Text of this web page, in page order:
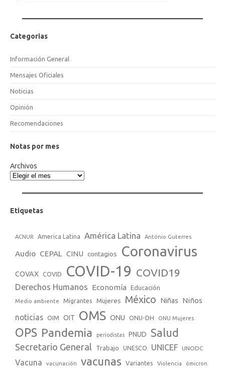
Categorias
Información General
Mensajes Oficiales
Noticias
Opinión
Recomendaciones
Notas por mes
Archivos
Etiquetas
ACNUR America Latina América Latina António Guterres
Audio CEPAL CINU contagios Coronavirus
COVAX COVID COVID-19 COVID19
Derechos Humanos Economía Educación
Medio ambiente Migrantes Mujeres México Niñas Niños
noticias OIM OIT OMS ONU ONU-DH ONU Mujeres
OPS Pandemia periodistas PNUD Salud
Secretario General Trabajo UNESCO UNICEF UNODC
Vacuna vacunación vacunas Variantes Violencia ómicron